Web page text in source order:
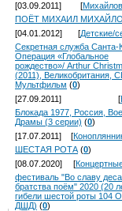
[03.09.2011]
[
ПОЁТ МИХАИЛ
[04.01.2012]
[Детские/
Секретная служба Санта-
Операция «Глобальное
рождество»/ Arthur
(2011), Великобритания,
Мультфильм (0)
[27.09.2011]
[
Блокада 1977, Россия,
Драмы (3 серии) (0)
[17.07.2011]
[
ШЕСТАЯ РОТА (0)
[08.07.2020]
[
фестиваль "Во славу
братства поём" 2020 (20
гибели шестой роты 104
ДШД) (0)